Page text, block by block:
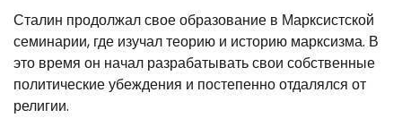
Сталин продолжал свое образование в Марксистской
семинарии, где изучал теорию и историю марксизма. В
это время он начал разрабатывать свои собственные
политические убеждения и постепенно отдалялся от
религии.